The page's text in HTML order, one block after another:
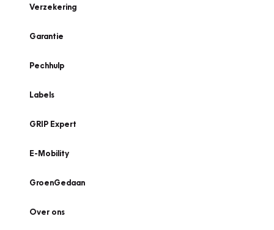
Verzekering
Garantie
Pechhulp
Labels
GRIP Expert
E-Mobility
GroenGedaan
Over ons